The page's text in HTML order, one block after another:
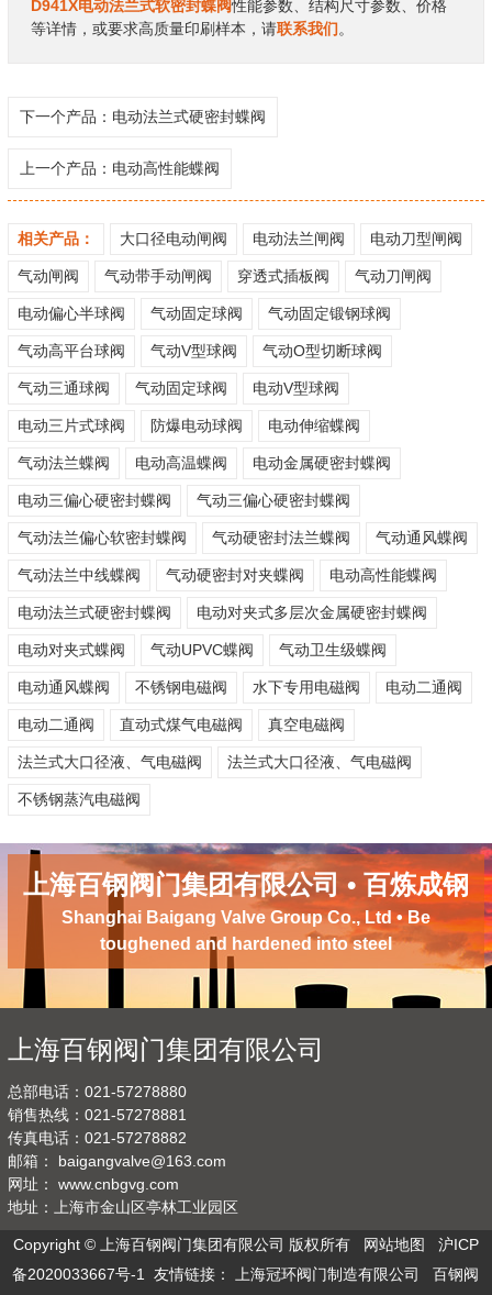
D941X电动法兰式软密封蝶阀性能参数、结构尺寸参数、价格
等详情，或要求高质量印刷样本，请联系我们。
下一个产品： 电动法兰式硬密封蝶阀
上一个产品： 电动高性能蝶阀
相关产品： 大口径电动闸阀 电动法兰闸阀 电动刀型闸阀
气动闸阀 气动带手动闸阀 穿透式插板阀 气动刀闸阀
电动偏心半球阀 气动固定球阀 气动固定锻钢球阀
气动高平台球阀 气动V型球阀 气动O型切断球阀
气动三通球阀 气动固定球阀 电动V型球阀
电动三片式球阀 防爆电动球阀 电动伸缩蝶阀
气动法兰蝶阀 电动高温蝶阀 电动金属硬密封蝶阀
电动三偏心硬密封蝶阀 气动三偏心硬密封蝶阀
气动法兰偏心软密封蝶阀 气动硬密封法兰蝶阀 气动通风蝶阀
气动法兰中线蝶阀 气动硬密封对夹蝶阀 电动高性能蝶阀
电动法兰式硬密封蝶阀 电动对夹式多层次金属硬密封蝶阀
电动对夹式蝶阀 气动UPVC蝶阀 气动卫生级蝶阀
电动通风蝶阀 不锈钢电磁阀 水下专用电磁阀 电动二通阀
电动二通阀 直动式煤气电磁阀 真空电磁阀
法兰式大口径液、气电磁阀 法兰式大口径液、气电磁阀
不锈钢蒸汽电磁阀
上海百钢阀门集团有限公司 • 百炼成钢
Shanghai Baigang Valve Group Co., Ltd • Be
toughened and hardened into steel
上海百钢阀门集团有限公司
总部电话：021-57278880
销售热线：021-57278881
传真电话：021-57278882
邮箱： baigangvalve@163.com
网址： www.cnbgvg.com
地址：上海市金山区亭林工业园区
Copyright © 上海百钢阀门集团有限公司 版权所有 网站地图
沪ICP
备2020033667号-1
友情链接： 上海冠环阀门制造有限公司 百钢阀